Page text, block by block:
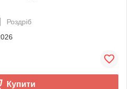
Роздріб
Купити